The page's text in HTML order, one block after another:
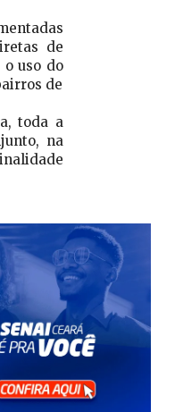
de
uso do
de
toda a
na